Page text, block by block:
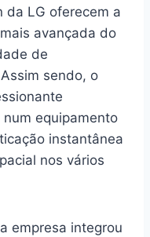
da LG oferecem a
avançada do
de
sendo, o
equipamento
instantânea
nos vários
empresa integrou